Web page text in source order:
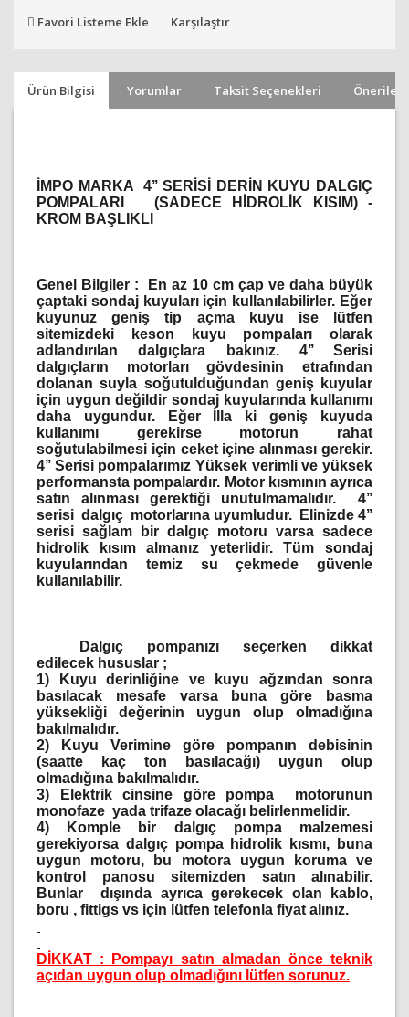
Favori Listeme Ekle Karşılaştır
Ürün Bilgisi Yorumlar Taksit Seçenekleri
İMPO MARKA 4’’ SERİSİ DERİN KUYU DALGIÇ
POMPALARI (SADECE HİDROLİK KISIM) -
KROM BAŞLIKLI
Genel Bilgiler :
En az 10 cm çap ve daha büyük
çaptaki sondaj kuyuları için kullanılabilirler. Eğer
kuyunuz geniş tip açma kuyu ise lütfen
sitemizdeki keson kuyu pompaları olarak
adlandırılan dalgıçlara bakınız. 4’’ Serisi
dalgıçların motorları gövdesinin etrafından
dolanan suyla soğutulduğundan geniş kuyular
için uygun değildir sondaj kuyularında kullanımı
daha uygundur. Eğer İlla ki geniş kuyuda
kullanımı gerekirse motorun rahat
soğutulabilmesi için ceket içine alınması gerekir.
4’’ Serisi pompalarımız Yüksek verimli ve yüksek
performansta pompalardır. Motor kısmının ayrıca
satın alınması gerektiği unutulmamalıdır. 4’’
serisi dalgıç motorlarına uyumludur. Elinizde 4’’
serisi sağlam bir dalgıç motoru varsa sadece
hidrolik kısım almanız yeterlidir. Tüm sondaj
kuyularından temiz su çekmede güvenle
kullanılabilir.
Dalgıç pompanızı seçerken dikkat
edilecek hususlar ;
1) Kuyu derinliğine ve kuyu ağzından sonra
basılacak mesafe varsa buna göre basma
yüksekliği değerinin uygun olup olmadığına
bakılmalıdır.
2) Kuyu Verimine göre pompanın debisinin
(saatte kaç ton basılacağı) uygun olup
olmadığına bakılmalıdır.
3) Elektrik cinsine göre pompa motorunun
monofaze yada trifaze olacağı belirlenmelidir.
4) Komple bir dalgıç pompa malzemesi
gerekiyorsa dalgıç pompa hidrolik kısmı, buna
uygun motoru, bu motora uygun koruma ve
kontrol panosu sitemizden satın alınabilir.
Bunlar dışında ayrıca gerekecek olan kablo,
boru , fittigs vs için lütfen telefonla fiyat alınız.
DİKKAT : Pompayı satın almadan önce teknik
açıdan uygun olup olmadığını lütfen sorunuz.